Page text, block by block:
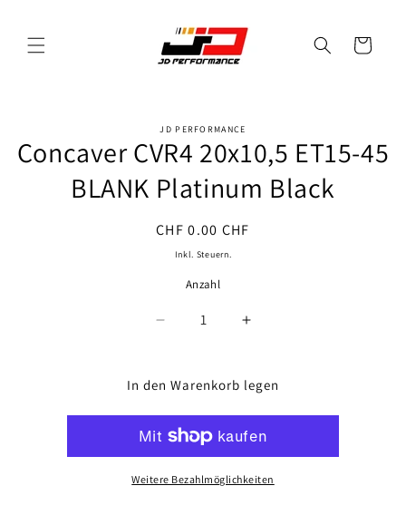
Inhalt
Warenkorb
JD PERFORMANCE
Concaver CVR4 20x10,5 ET15-45
BLANK Platinum Black
Normaler
Preis
CHF 0.00 CHF
Inkl. Steuern.
Anzahl
Anzahl
Verringere
für
CVR4
20x10,5
ET15-
45
Erhöhe
für
20x10,5
ET15-
45
In den Warenkorb legen
Weitere Bezahlmöglichkeiten